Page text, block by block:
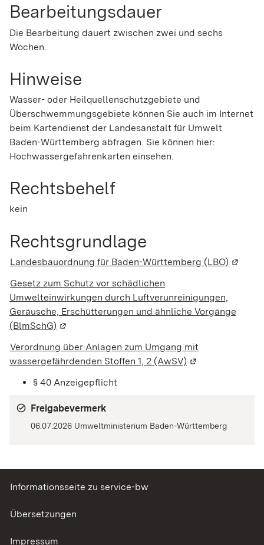
Bearbeitungsdauer
Die Bearbeitung dauert zwischen zwei und sechs
Wochen.
Hinweise
Wasser- oder Heilquellenschutzgebiete und
Überschwemmungsgebiete können Sie auch im Internet
beim Kartendienst der Landesanstalt für Umwelt
Baden-Württemberg abfragen. Sie können hier:
Hochwassergefahrenkarten einsehen.
Rechtsbehelf
kein
Rechtsgrundlage
Landesbauordnung für Baden-Württemberg (LBO) (Wird
Gesetz zum Schutz vor schädlichen
Umwelteinwirkungen durch Luftverunreinigungen,
Geräusche, Erschütterungen und ähnliche Vorgänge
(BlmSchG) (Wird in einem neuen Fenster geöffnet)
Verordnung über Anlagen zum Umgang mit
wassergefährdenden Stoffen 1, 2 (AwSV) (Wird in einem
§ 40 Anzeigepflicht
Freigabevermerk
06.07.2026 Umweltministerium Baden-Württemberg
Informationsseite zu service-bw
Übersetzungen
Impressum